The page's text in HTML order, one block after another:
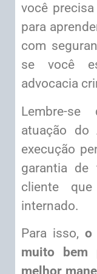
você
para
com
se você
advocacia
Lembre-
atuação do
execução
garantia
cliente
internado.
Para isso, o
muito bem
melhor